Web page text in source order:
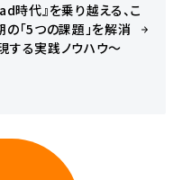
時代』を乗り越える、こ
「5つの課題」を解消
する実践ノウハウ～